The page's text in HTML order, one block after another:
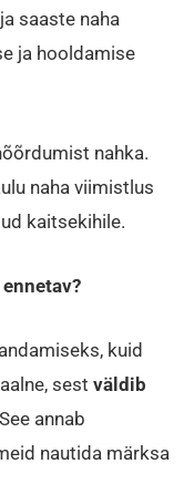
saaste naha
ja hooldamise
nahka.
naha viimistlus
kaitsekihile.
kuid
sest väldib
annab
nautida märksa